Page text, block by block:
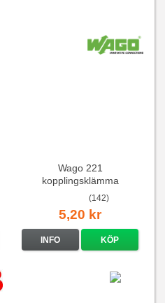
Wago 221
kopplingsklämma
(142)
5,20 kr
INFO KÖP